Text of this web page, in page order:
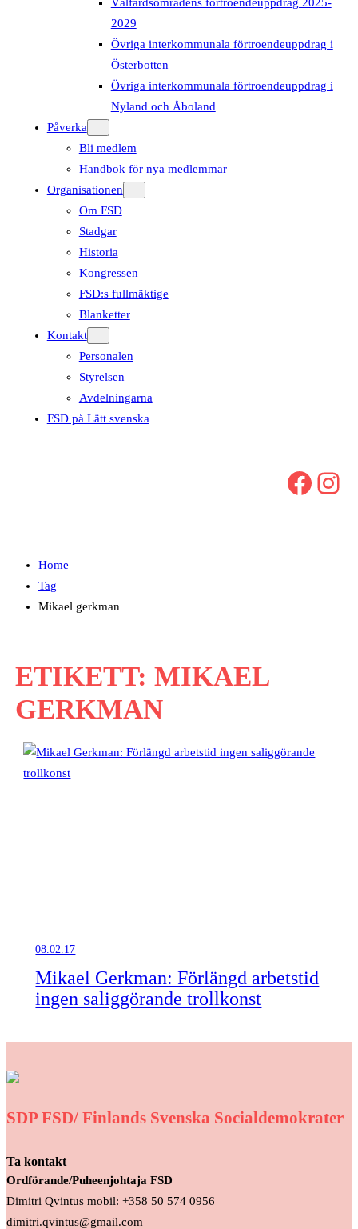
2029
Övriga interkommunala förtroendeuppdrag i
Österbotten
Övriga interkommunala förtroendeuppdrag i
Nyland och Åboland
Påverka
Bli medlem
Handbok för nya medlemmar
Organisationen
Om FSD
Stadgar
Historia
Kongressen
FSD:s fullmäktige
Blanketter
Kontakt
Personalen
Styrelsen
Avdelningarna
FSD på Lätt svenska
Facebook Instagram
Home
Tag
Mikael gerkman
ETIKETT: MIKAEL
GERKMAN
08.02.17
Mikael Gerkman: Förlängd arbetstid
ingen saliggörande trollkonst
SDP FSD/ Finlands Svenska Socialdemokrater
Ta kontakt
Ordförande/Puheenjohtaja FSD
Dimitri Qvintus mobil: +358 50 574 0956
dimitri.qvintus@gmail.com